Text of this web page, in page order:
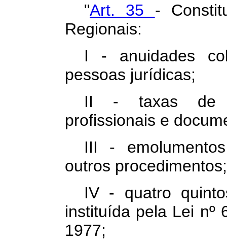
"Art. 35 -
Regionais:
I - anuidades
pessoas jurídicas;
II - taxas de
profissionais e
III -
outros procedimentos;
IV - quatro
instituída pela Lei nº
1977;